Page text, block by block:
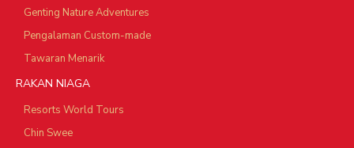
Genting Nature Adventures
Pengalaman Custom-made
Tawaran Menarik
RAKAN NIAGA
Resorts World Tours
Chin Swee